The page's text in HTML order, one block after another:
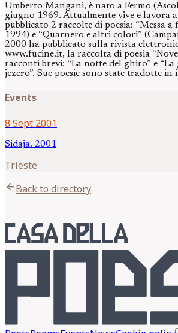
Umberto Mangani, è nato a Fermo
giugno 1969. Attualmente vive e lavora
pubblicato 2 raccolte di poesia: “Messa a
1994) e “Quarnero e altri colori”
2000 ha pubblicato sulla rivista
www.fucine.it, la raccolta di poesia
racconti brevi: “La notte del ghiro” e “La
jezero”. Sue poesie sono state tradotte in
Events
8 Sept 2001
Sidaja. 2001
Trieste
arrow_backBack to directory